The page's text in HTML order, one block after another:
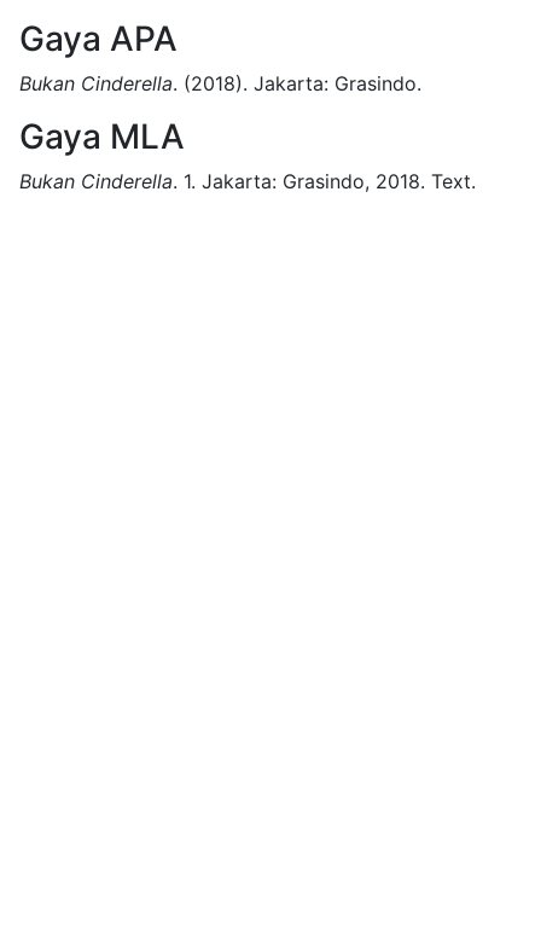
Gaya APA
Bukan Cinderella. (2018). Jakarta: Grasindo.
Gaya MLA
Bukan Cinderella. 1. Jakarta: Grasindo, 2018. Text.